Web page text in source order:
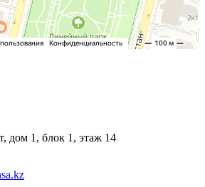
дом 1, блок 1, этаж 14